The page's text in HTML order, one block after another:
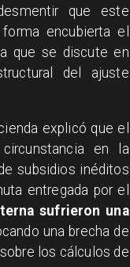
que este
encubierta el
que se discute en
del ajuste
explicó que el
en la
subsidios inéditos
entregada por el
sufrieron una
una brecha de
los cálculos de